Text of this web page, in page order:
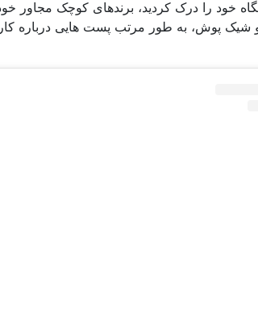
خود را درک کردید، برندهای کوچک مجاور
شیک پوش، به طور مرتب پست هایی درباره کار